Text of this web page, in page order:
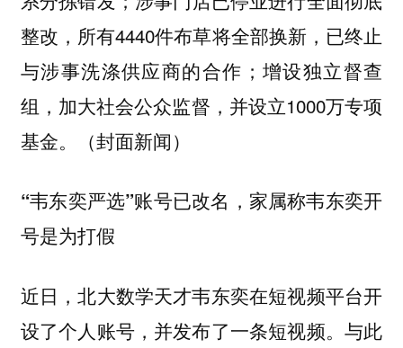
整改，所有4440件布草将全部换新，已终止
与涉事洗涤供应商的合作；增设独立督查
组，加大社会公众监督，并设立1000万专项
基金。（封面新闻）
“韦东奕严选”账号已改名，家属称韦东奕开
号是为打假
近日，北大数学天才韦东奕在短视频平台开
设了个人账号，并发布了一条短视频。与此